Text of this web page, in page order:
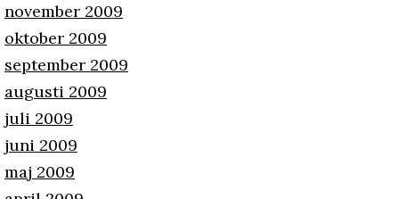
november 2009
oktober 2009
september 2009
augusti 2009
juli 2009
juni 2009
maj 2009